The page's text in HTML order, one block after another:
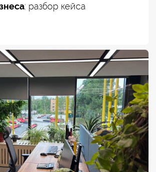
: разбор кейса